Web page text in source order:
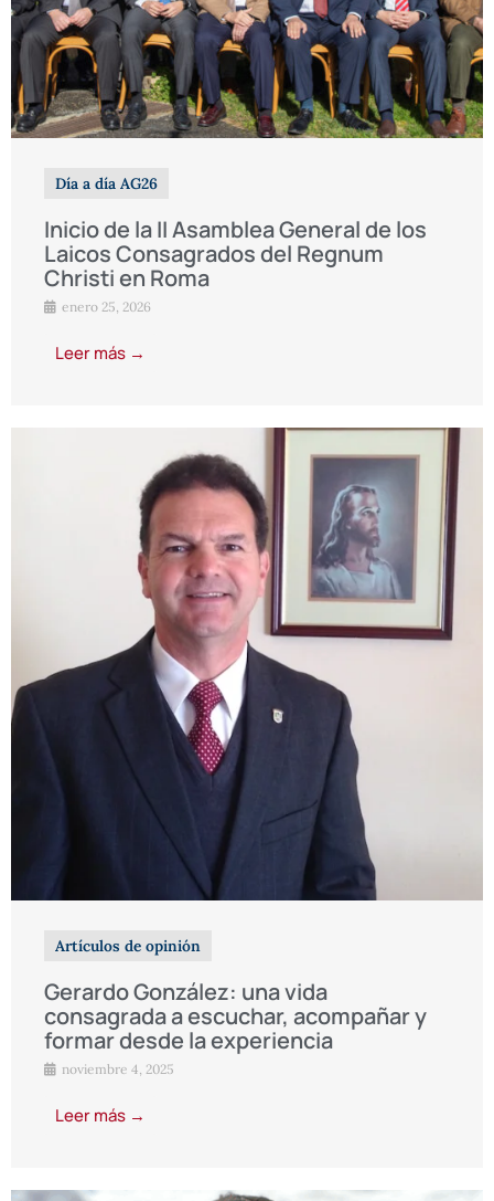
Día a día AG26
Inicio de la II Asamblea General de los
Laicos Consagrados del Regnum
Christi en Roma
enero 25, 2026
Leer más →
Artículos de opinión
Gerardo González: una vida
consagrada a escuchar, acompañar y
formar desde la experiencia
noviembre 4, 2025
Leer más →